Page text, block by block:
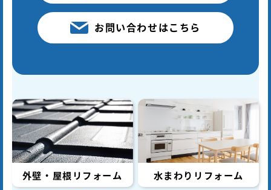
お問い合わせはこちら
外壁・屋根リフォーム 水まわりリフォーム